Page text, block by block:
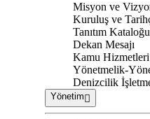
Misyon ve
Kuruluş ve
Tanıtım Kataloğu
Dekan Mesajı
Kamu Hizmetleri
Yönetmelik-
Denizcilik
Yönetim